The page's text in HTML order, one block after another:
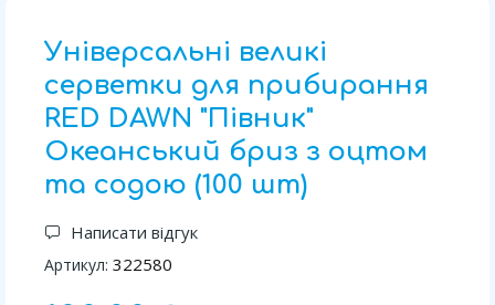
Універсальні великі
серветки для прибирання
RED DAWN "Півник"
Океанський бриз з оцтом
та содою (100 шт)
Написати відгук
Артикул: 322580